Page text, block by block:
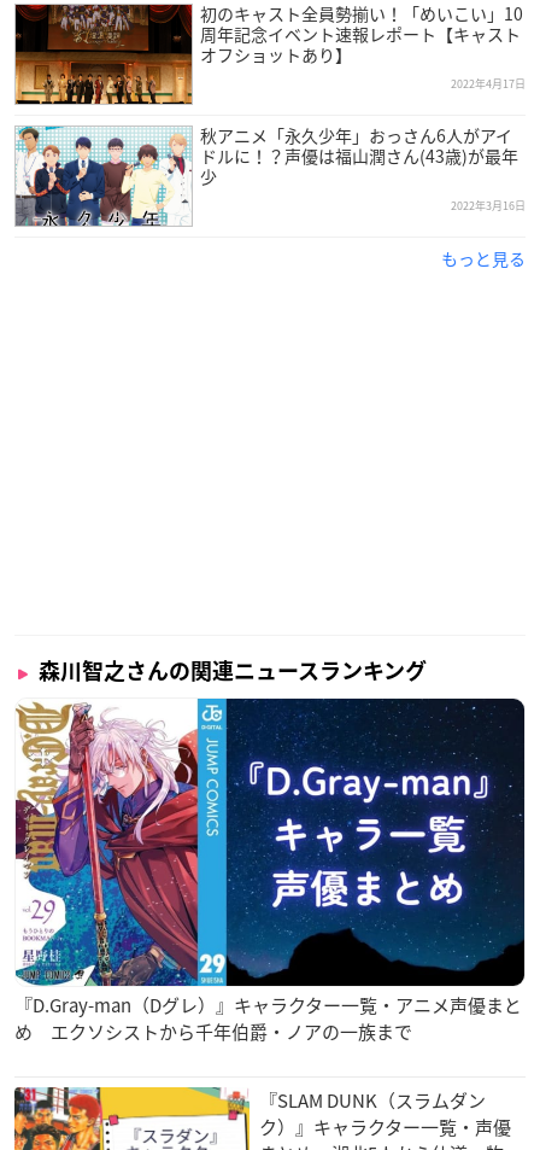
初のキャスト全員勢揃い！「めいこい」10
周年記念イベント速報レポート【キャスト
オフショットあり】
2022年4月17日
秋アニメ「永久少年」おっさん6人がアイ
ドルに！？声優は福山潤さん(43歳)が最年
少
2022年3月16日
もっと見る
森川智之さんの関連ニュースランキング
『D.Gray-man（Dグレ）』キャラクター一覧・アニメ声優まと
め エクソシストから千年伯爵・ノアの一族まで
『SLAM DUNK（スラムダン
ク）』キャラクター一覧・声優